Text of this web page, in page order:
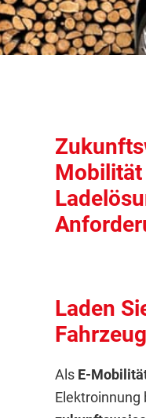
Laden
Als E-
Elektroinnung